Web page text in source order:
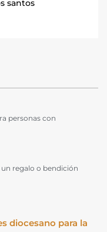
santos
personas con
regalo o bendición
diocesano para la